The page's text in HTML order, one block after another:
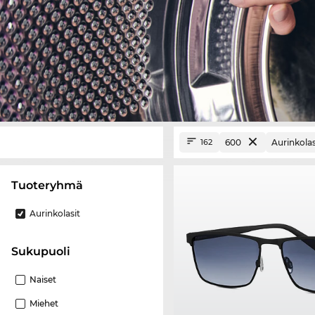
Tuoteryhmä
Aurinkolasit
Sukupuoli
Naiset
Miehet
162 600